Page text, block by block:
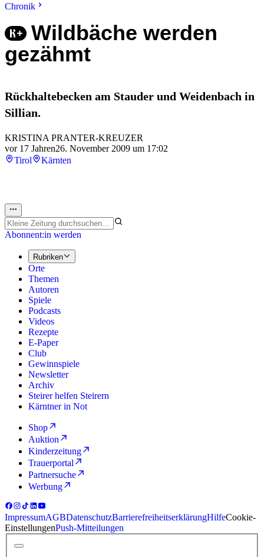
Chronik
Wildbäche werden
gezähmt
Rückhaltebecken am Stauder und Weidenbach in
Sillian.
KRISTINA PRANTER-KREUZER
vor 17 Jahren26. November 2009 um 17:02
Tirol
Kärnten
Abonnent:in werden
Rubriken
Orte
Themen
Autoren
Spiele
Podcasts
Videos
Rezepte
E-Paper
Club
Gewinnspiele
Newsletter
Archiv
Steirer helfen Steirern
Kärntner in Not
Shop
Auktion
Kinderzeitung
Trauerportal
Partnersuche
Werbung
ImpressumAGBDatenschutzBarrierefreiheitserklärungHilfeCookie-
EinstellungenPush-Mitteilungen